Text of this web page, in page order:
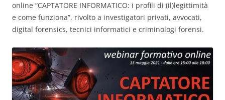
online “CAPTATORE INFORMATICO: i profili di (il)legittimità
e come funziona”, rivolto a investigatori privati, avvocati,
digital forensics, tecnici informatici e criminologi forensi.